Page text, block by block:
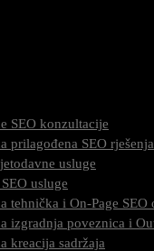
SEO konzultacije
prilagođena SEO rješenja
usluge
usluge
tehnička i On-Page SEO
izgradnja poveznica i
kreacija sadržaja